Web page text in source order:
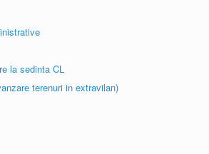
la sedinta CL
terenuri in extravilan)